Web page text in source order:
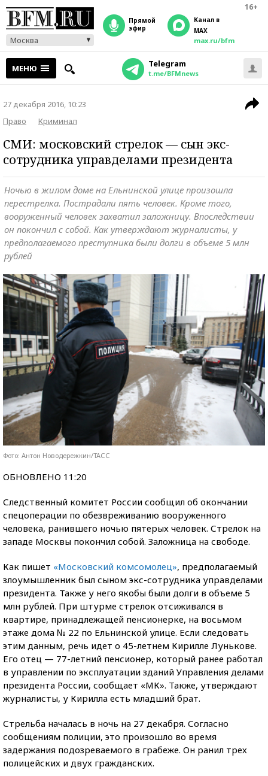
16+
Москва
прямой
эфир
Канал в
MAX
max.ru/bfm
МЕНЮ Telegram
t.me/BFMnews
27 декабря 2016, 10:23
Право
Криминал
СМИ: московский стрелок — сын экс-
сотрудника управделами президента
Ночью в жилом доме на Ельнинской улице произошла
перестрелка. Пострадали пять человек. Кроме того,
вооруженный человек захватил заложницу. Впоследствии
он покончил с собой. Как утверждают журналисты, у
предполагаемого преступника были долги в объеме 5 млн
рублей
Фото: Антон Новодережкин/ТАСС
ОБНОВЛЕНО 11:20
Следственный комитет России сообщил об окончании
спецоперации по обезвреживанию вооруженного
человека, ранившего ночью пятерых человек. Стрелок на
западе Москвы покончил собой. Заложница на свободе.
Как пишет «Московский комсомолец», предполагаемый
злоумышленник был сыном экс-сотрудника управделами
президента. Также у него якобы были долги в объеме 5
млн рублей. При штурме стрелок отсиживался в
квартире, принадлежащей пенсионерке, на восьмом
этаже дома № 22 по Ельнинской улице. Если следовать
этим данным, речь идет о 45-летнем Кирилле Лунькове.
Его отец — 77-летний пенсионер, который ранее работал
в управлении по эксплуатации зданий Управления делами
президента России, сообщает «МК». Также, утверждают
журналисты, у Кирилла есть младший брат.
Стрельба началась в ночь на 27 декабря. Согласно
сообщениям полиции, это произошло во время
задержания подозреваемого в грабеже. Он ранил трех
полицейских и двух гражданских.